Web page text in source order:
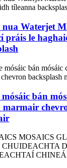
Waterjet
práis le
bán